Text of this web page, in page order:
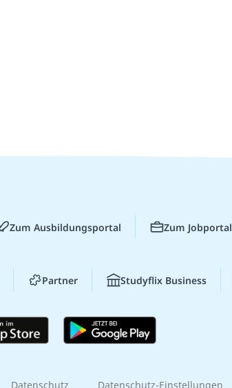
Zum Ausbildungsportal Zum Jobportal
Partner Studyflix Business
Datenschutz Datenschutz-Einstellungen